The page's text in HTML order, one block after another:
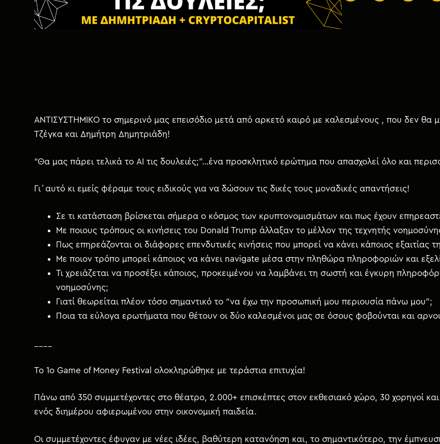
ΑΝΤΙΣΥΣΤΗΜΙΚΟ το σημερινό μας επεισόδιο μετά από αρκετό καιρό με καλεσμένους , που δεν θα
Τζέγκα και Δημήτρη Δημητριάδη!
“Θα μας πάρει τελικά το AI τις δουλειές;”…ένα προσκλητικό ερώτημα που απασχολεί όλο και
Γι΄αυτό κι εμείς φέραμε τους ειδικούς για να δώσουν τις δικές τους μοναδικές απαντήσεις!
Σε τι κατάσταση βρίσκεται σήμερα ο κόσμος των κρυπτονομισμάτων και πως έχουν
Με ποιους τρόπους οι κινήσεις του Donald Trump άλλαξαν το μέλλον της τεχνητής
Πως επηρεάζονται οι διάφορες επενδυτικές κινήσεις που μπορεί να κάνει κάποιος εξαιτίας
Με ποιον τρόπο μπορεί κάποιος να κάνει navigate μέσα στην πληθώρα πληροφοριών και
Τι χρειάζεται να προσέξει κάποιος, προκειμένου να λαμβάνει τη σωστή και έγκυρη
νοημοσύνης;
Γιατί θεωρείται πλέον τόσο σημαντικό το “να έχω την προσωπική μου περιουσία πάνω μου”;
Ποια τα εύλογα ερωτήματα που θέτουν οι δύο καλεσμένοι μας σε όσους φοβούνται και
Το 1ο Game of Money Festival ολοκληρώθηκε με τεράστια επιτυχία!
Πάνω από 350 συμμετέχοντες στο θέατρο, 2.000+ επισκέπτες στον εκθεσιακό χώρο, 30 χορηγοί
ενός διημέρου αφιερωμένου στην οικονομική παιδεία.
Οι συμμετέχοντες έφυγαν με νέες ιδέες, βαθύτερη κατανόηση και, το σημαντικότερο, την